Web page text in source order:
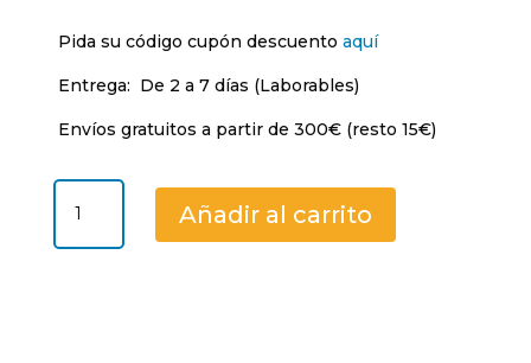
Pida su código cupón descuento aquí
Entrega: De 2 a 7 días (Laborables)
Envíos gratuitos a partir de 300€ (resto 15€)
Cubierta
rueda
Añadir al carrito